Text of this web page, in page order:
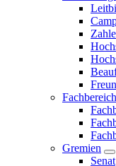
Gremien
Senat